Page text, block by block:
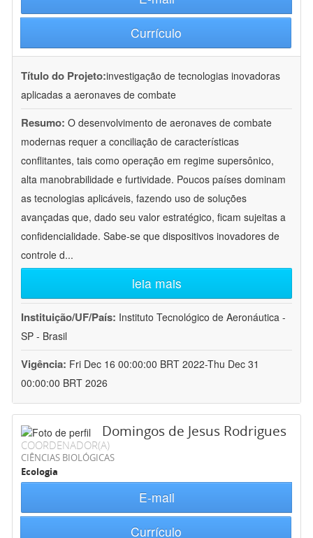
Currículo
Título do Projeto:investigação de tecnologias inovadoras
aplicadas a aeronaves de combate
Resumo: O desenvolvimento de aeronaves de combate
modernas requer a conciliação de características
conflitantes, tais como operação em regime supersônico,
alta manobrabilidade e furtividade. Poucos países dominam
as tecnologias aplicáveis, fazendo uso de soluções
avançadas que, dado seu valor estratégico, ficam sujeitas a
confidencialidade. Sabe-se que dispositivos inovadores de
controle d...
leia mais
Instituição/UF/País: Instituto Tecnológico de Aeronáutica -
SP - Brasil
Vigência: Fri Dec 16 00:00:00 BRT 2022-Thu Dec 31
00:00:00 BRT 2026
Domingos de Jesus Rodrigues
COORDENADOR(A)
CIÊNCIAS BIOLÓGICAS
Ecologia
E-mail
Currículo